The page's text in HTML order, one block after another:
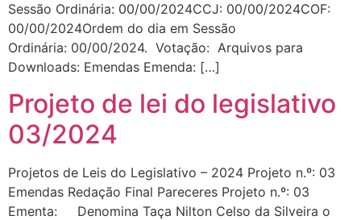
Sessão Ordinária: 00/00/2024CCJ: 00/00/2024COF:
00/00/2024Ordem do dia em Sessão
Ordinária: 00/00/2024. Votação: Arquivos para
Downloads: Emendas Emenda: […]
Projeto de lei do legislativo
03/2024
Projetos de Leis do Legislativo – 2024 Projeto n.º: 03
Emendas Redação Final Pareceres Projeto n.º: 03
Ementa: Denomina Taça Nilton Celso da Silveira o